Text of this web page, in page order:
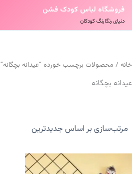
فروشگاه لباس کودک فشن
دنیای رنگارنگ کودکان
خانه / محصولات برچسب خورده “عیدانه بچگانه”
عیدانه بچگانه